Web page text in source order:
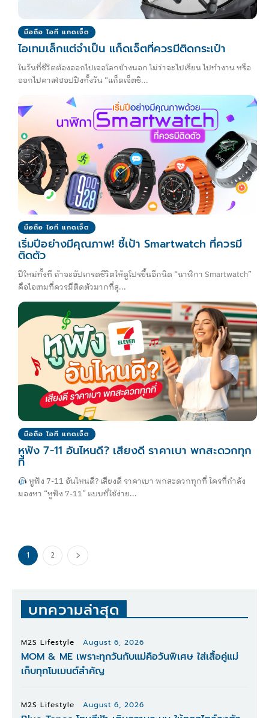
มือถือ ไอที แกดเจ็ต
ไอเทมเล็กแต่จำเป็น แก็ดเจ็ตที่ควรมีติดกระเป๋า
ในวันที่ชีวิตต้องออกไปเจอโลกข้างนอก ไม่ว่าจะไปเรียน ไปทำงาน หรือ
ออกไปคาเฟ่ฮอปปิงทั้งวัน “แก็ดเจ็ตชิ...
มือถือ ไอที แกดเจ็ต
เริ่มปีอย่างมีคุณภาพ! ชี้เป้า Smartwatch ที่ควรมี
ติดตัว
ปีใหม่ทั้งที ถ้าจะอัปเกรดชีวิตให้ดูโปรขึ้นอีกนิด “นาฬิกา Smartwatch”
คือไอเทมที่ควรมีติดตัวมากที่สุ...
มือถือ ไอที แกดเจ็ต
หูฟัง 7-11 อันไหนดี? เสียงดี ราคาเบา พกสะดวกทุก
ที่
หูฟัง 7-11 อันไหนดี? เสียงดี ราคาเบา พกสะดวกทุกที่ ใครที่กำลัง
มองหา “หูฟัง 7-11” แบบที่ใช้ง่าย...
1 2
บทความล่าสุด
M2S Lifestyle August 6, 2026
MOM & ME เพราะทุกวันกับแม่คือวันพิเศษ ใส่เสื้อคู่แม่
เก็บทุกโมเมนต์สำคัญ
M2S Lifestyle August 6, 2026